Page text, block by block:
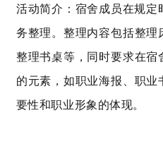
活动简介：宿舍成员在规定
务整理。整理内容包括整理
整理书桌等，同时要求在宿
的元素，如职业海报、职
要性和职业形象的体现。